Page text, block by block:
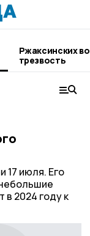
Ржаксинских
трезвость
17 июля. Его
2024 году к